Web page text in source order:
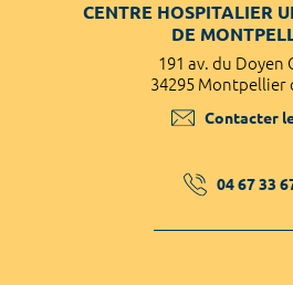
CENTRE HOSPITALIER
DE
191 av. du Doyen
34295 Montpellier
Contacter
04 67 33